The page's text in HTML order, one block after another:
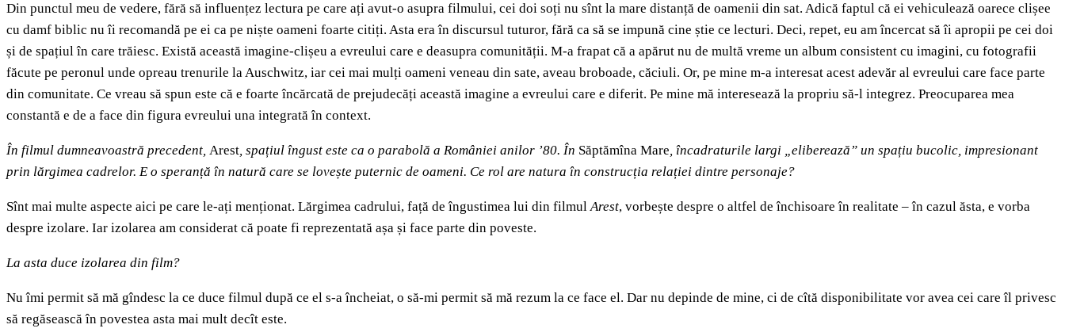
Din punctul meu de vedere, fără să influențez lectura pe care ați avut-o asupra filmului, cei doi soți nu sînt la mare distanță de oamenii din sat. Adică faptul că ei vehiculează oarece clișee
cu damf biblic nu îi recomandă pe ei ca pe niște oameni foarte citiți. Asta era în discursul tuturor, fără ca să se impună cine știe ce lecturi. Deci, repet, eu am încercat să îi apropii pe cei doi
și de spațiul în care trăiesc. Există această imagine-clișeu a evreului care e deasupra comunității. M-a frapat că a apărut nu de multă vreme un album consistent cu imagini, cu fotografii
făcute pe peronul unde opreau trenurile la Auschwitz, iar cei mai mulți oameni veneau din sate, aveau broboade, căciuli. Or, pe mine m-a interesat acest adevăr al evreului care face parte
din comunitate. Ce vreau să spun este că e foarte încărcată de prejudecăți această imagine a evreului care e diferit. Pe mine mă interesează la propriu să-l integrez. Preocuparea mea
constantă e de a face din figura evreului una integrată în context.
În filmul dumneavoastră precedent, Arest, spațiul îngust este ca o parabolă a României anilor ’80. În Săptămîna Mare, încadraturile largi „eliberează” un spațiu bucolic, impresionant
prin lărgimea cadrelor. E o speranță în natură care se lovește puternic de oameni. Ce rol are natura în construcția relației dintre personaje?
Sînt mai multe aspecte aici pe care le-ați menționat. Lărgimea cadrului, față de îngustimea lui din filmulArest, vorbește despre o altfel de închisoare în realitate – în cazul ăsta, e vorba
despre izolare. Iar izolarea am considerat că poate fi reprezentată așa și face parte din poveste.
La asta duce izolarea din film?
Nu îmi permit să mă gîndesc la ce duce filmul după ce el s-a încheiat, o să-mi permit să mă rezum la ce face el. Dar nu depinde de mine, ci de cîtă disponibilitate vor avea cei care îl privesc
să regăsească în povestea asta mai mult decît este.